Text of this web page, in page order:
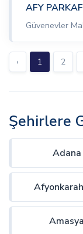
AFY
Güvenevler
‹ 1 2
Şehirlere
Adana
Amasya